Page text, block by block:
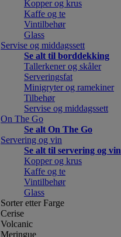
Kopper og krus
Kaffe og te
Vintilbehør
Glass
Servise og middagssett
Se alt til borddekking
Tallerkener og skåler
Serveringsfat
Minigryter og ramekiner
Tilbehør
Servise og middagssett
On The Go
Se alt On The Go
Servering og vin
Se alt til servering og vin
Kopper og krus
Kaffe og te
Vintilbehør
Glass
Sorter etter Farge
Cerise
Volcanic
Meringue